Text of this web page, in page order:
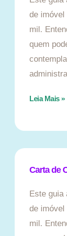
de imóvel
mil.
quem
Leia Mais »
Carta de
Este guia
de imóvel
mil.